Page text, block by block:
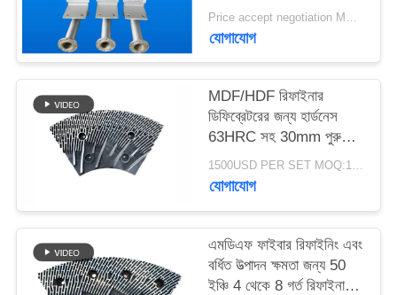
PRIVACY
POLICY
Box
Price accept negotiation MOQ:1 বিন্যাস করুন
যোগাযোগ
MDF/HDF রিফাইনার
ডিফিব্রেটরের জন্য হার্ডনেস
63HRC সহ 30mm পুরু
রিফাইনার সেগমেন্ট
1500USD PER SET MOQ:1 সেট
যোগাযোগ
এমডিএফ ফাইবার রিফাইনিং এবং
বর্ধিত উত্পাদন ক্ষমতা জন্য 50
ইঞ্চি 4 থেকে 8 গর্ত রিফাইনার